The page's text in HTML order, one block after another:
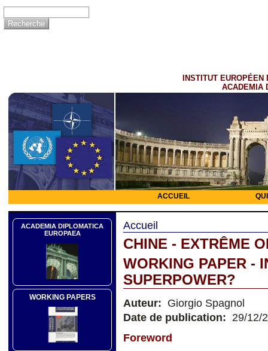
INSTITUT EUROPÉEN
ACADEMIA
ACCUEIL
ACADEMIA DIPLOMATICA
EUROPAEA
WORKING PAPERS
Accueil
CHINE - EXTRÊME
WORKING PAPER -
SUPERPOWER?
Auteur: Giorgio Spagnol
Date de publication: 29/12/
Foreword